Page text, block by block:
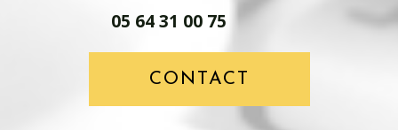
05 64 31 00 75
CONTACT